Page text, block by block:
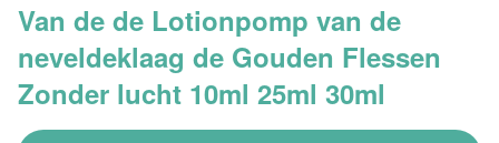
Van de de Lotionpomp van de
neveldeklaag de Gouden Flessen
Zonder lucht 10ml 25ml 30ml